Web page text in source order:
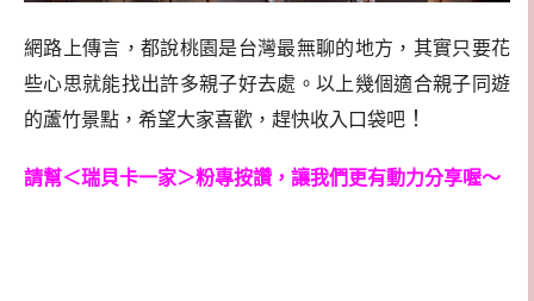
網路上傳言，都說桃園是台灣最無聊的地方，其實只要花
些心思就能找出許多親子好去處。以上幾個適合親子同遊
的蘆竹景點，希望大家喜歡，趕快收入口袋吧 ！
請幫＜瑞貝卡一家＞粉專按讚，讓我們更有動力分享喔～